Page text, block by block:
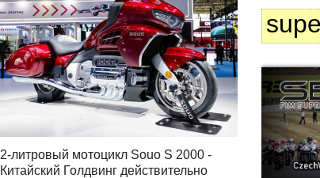
2-литровый мотоцикл Souo S 2000 -
Китайский Голдвинг действительно